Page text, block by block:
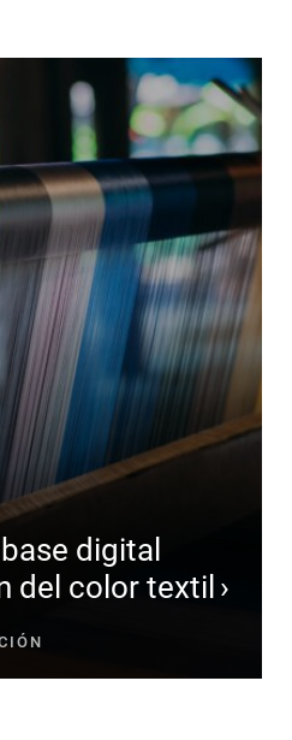
digital
del color textil